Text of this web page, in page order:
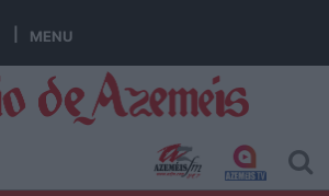
MENU